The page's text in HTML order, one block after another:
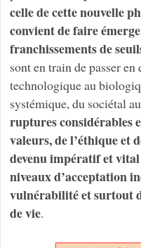
celle de cette nouvelle
convient de faire
franchissements de
sont en train de passer
technologique au
systémique, du sociétal
ruptures considérables
valeurs, de l’éthique et
devenu impératif et
niveaux d’acceptation
vulnérabilité et surtout
de vie.